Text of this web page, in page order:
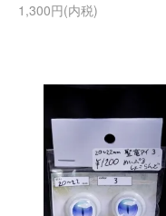
1,300円(内税)